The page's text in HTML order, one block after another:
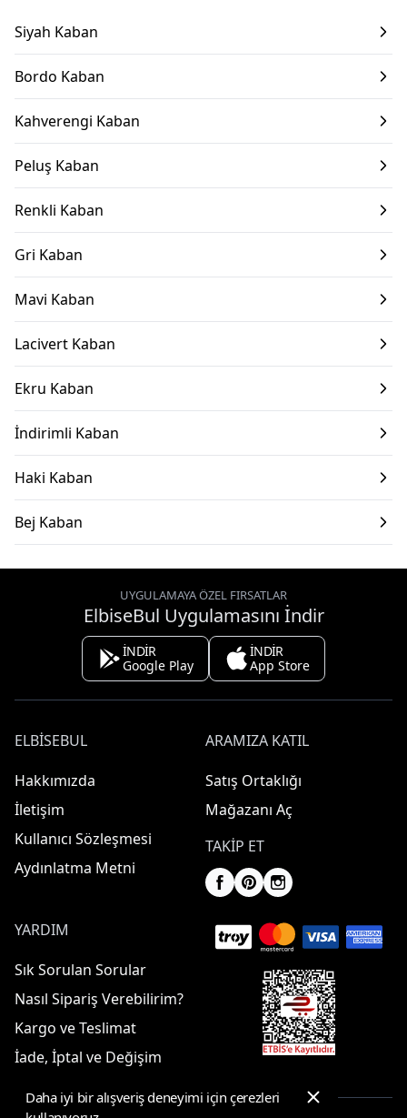
Siyah Kaban
Bordo Kaban
Kahverengi Kaban
Peluş Kaban
Renkli Kaban
Gri Kaban
Mavi Kaban
Lacivert Kaban
Ekru Kaban
İndirimli Kaban
Haki Kaban
Bej Kaban
UYGULAMAYA ÖZEL FIRSATLAR
ElbiseBul Uygulamasını İndir
İNDİR
Google Play
İNDİR
App Store
ELBISEBUL
Hakkımızda
İletişim
Kullanıcı Sözleşmesi
Aydınlatma Metni
ARAMIZA KATIL
Satış Ortaklığı
Mağazanı Aç
TAKIP ET
YARDIM
Sık Sorulan Sorular
Nasıl Sipariş Verebilirim?
Kargo ve Teslimat
İade, İptal ve Değişim
Daha iyi bir alışveriş deneyimi için çerezleri